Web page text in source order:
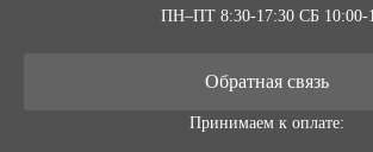
ПН–ПТ 8:30-17:30 СБ 10:00-
Обратная связь
Принимаем к оплате: